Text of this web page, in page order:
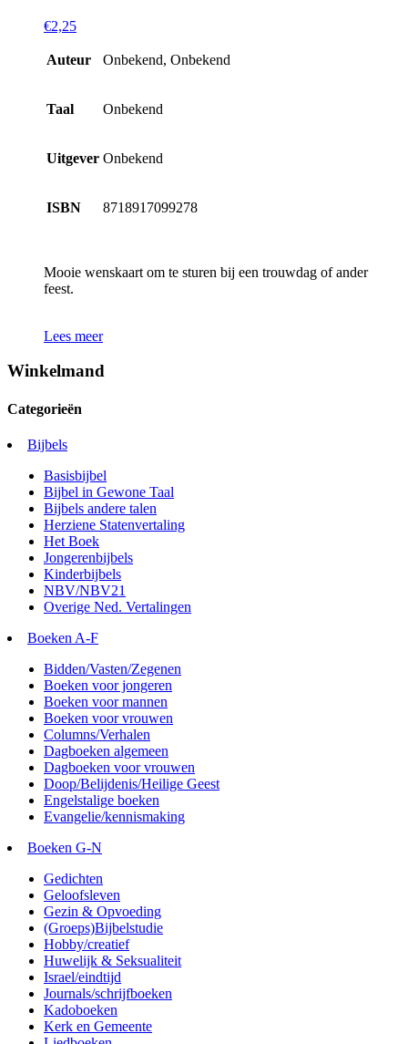
€2,25
Auteur Onbekend, Onbekend
Taal Onbekend
Uitgever Onbekend
ISBN 8718917099278
Mooie wenskaart om te sturen bij een trouwdag of ander
feest.
Lees meer
Winkelmand
Categorieën
Bijbels
Basisbijbel
Bijbel in Gewone Taal
Bijbels andere talen
Herziene Statenvertaling
Het Boek
Jongerenbijbels
Kinderbijbels
NBV/NBV21
Overige Ned. Vertalingen
Boeken A-F
Bidden/Vasten/Zegenen
Boeken voor jongeren
Boeken voor mannen
Boeken voor vrouwen
Columns/Verhalen
Dagboeken algemeen
Dagboeken voor vrouwen
Doop/Belijdenis/Heilige Geest
Engelstalige boeken
Evangelie/kennismaking
Boeken G-N
Gedichten
Geloofsleven
Gezin & Opvoeding
(Groeps)Bijbelstudie
Hobby/creatief
Huwelijk & Seksualiteit
Israel/eindtijd
Journals/schrijfboeken
Kadoboeken
Kerk en Gemeente